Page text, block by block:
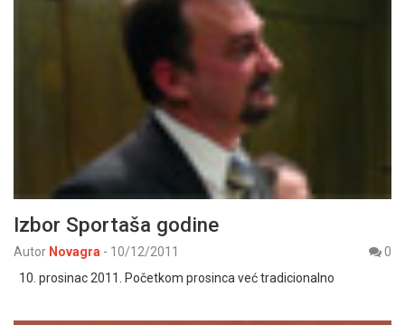
Izbor Sportaša godine
Autor Novagra - 10/12/2011
0
10. prosinac 2011. Početkom prosinca već tradicionalno